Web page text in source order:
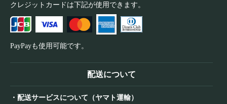
クレジットカードは下記が使用できます。
PayPayも使用可能です。
配送について
・配送サービスについて（ヤマト運輸）